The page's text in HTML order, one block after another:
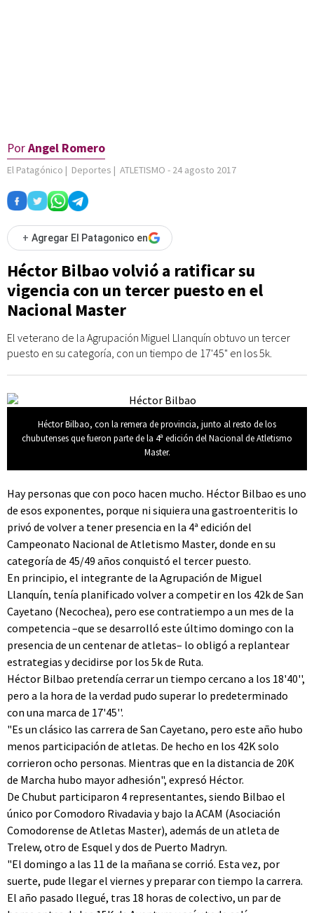
PorAngel Romero
El Patagónico | Deportes | ATLETISMO - 24 agosto 2017
+ Agregar El Patagonico en
Héctor Bilbao volvió a ratificar su
vigencia con un tercer puesto en el
Nacional Master
El veterano de la Agrupación Miguel Llanquín obtuvo un tercer
puesto en su categoría, con un tiempo de 17'45" en los 5k.
Héctor Bilbao, con la remera de provincia, junto al resto de los
chubutenses que fueron parte de la 4ª edición del Nacional de Atletismo
Master.
Hay personas que con poco hacen mucho. Héctor Bilbao es uno
de esos exponentes, porque ni siquiera una gastroenteritis lo
privó de volver a tener presencia en la 4ª edición del
Campeonato Nacional de Atletismo Master, donde en su
categoría de 45/49 años conquistó el tercer puesto.
En principio, el integrante de la Agrupación de Miguel
Llanquín, tenía planificado volver a competir en los 42k de San
Cayetano (Necochea), pero ese contratiempo a un mes de la
competencia –que se desarrolló este último domingo con la
presencia de un centenar de atletas– lo obligó a replantear
estrategias y decidirse por los 5k de Ruta.
Héctor Bilbao pretendía cerrar un tiempo cercano a los 18'40'',
pero a la hora de la verdad pudo superar lo predeterminado
con una marca de 17'45''.
"Es un clásico las carrera de San Cayetano, pero este año hubo
menos participación de atletas. De hecho en los 42K solo
corrieron ocho personas. Mientras que en la distancia de 20K
de Marcha hubo mayor adhesión", expresó Héctor.
De Chubut participaron 4 representantes, siendo Bilbao el
único por Comodoro Rivadavia y bajo la ACAM (Asociación
Comodorense de Atletas Master), además de un atleta de
Trelew, otro de Esquel y dos de Puerto Madryn.
"El domingo a las 11 de la mañana se corrió. Esta vez, por
suerte, pude llegar el viernes y preparar con tiempo la carrera.
El año pasado llegué, tras 18 horas de colectivo, un par de